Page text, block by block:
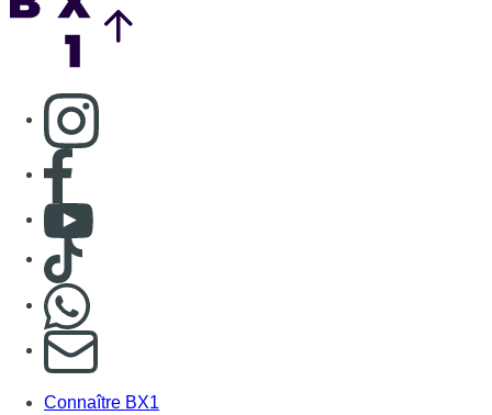
Consulter page Instagram
Consulter page Facebook
Consulter Youtube
Consulter TikTok
S'abonner à notre newsletter
Connaître BX1